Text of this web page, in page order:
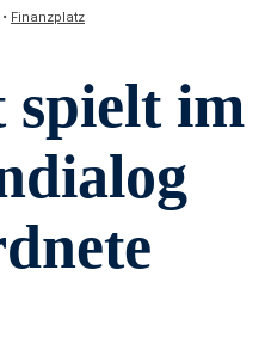
• Finanzplatz
spielt im